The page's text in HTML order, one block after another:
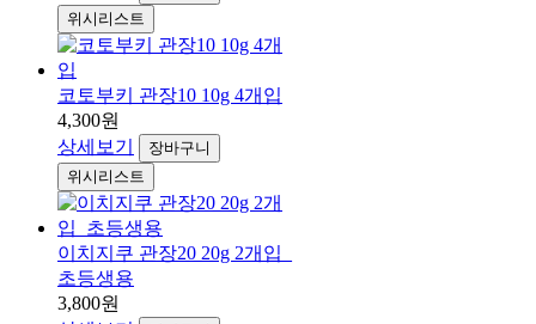
위시리스트
코토부키 관장10 10g 4개입
4,300원
상세보기
장바구니
위시리스트
이치지쿠 관장20 20g 2개입_
초등생용
3,800원